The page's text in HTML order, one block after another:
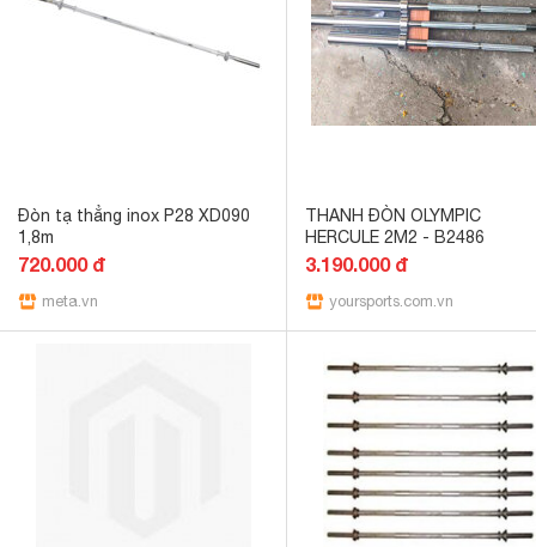
Đòn tạ thẳng inox P28 XD090
1,8m
720.000 đ
meta.vn
THANH ĐÒN OLYMPIC
HERCULE 2M2 - B2486
3.190.000 đ
yoursports.com.vn